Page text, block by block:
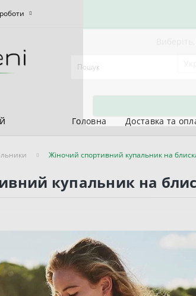
Головна Доставка та
Жіночий спортивний купальник на
купальник на